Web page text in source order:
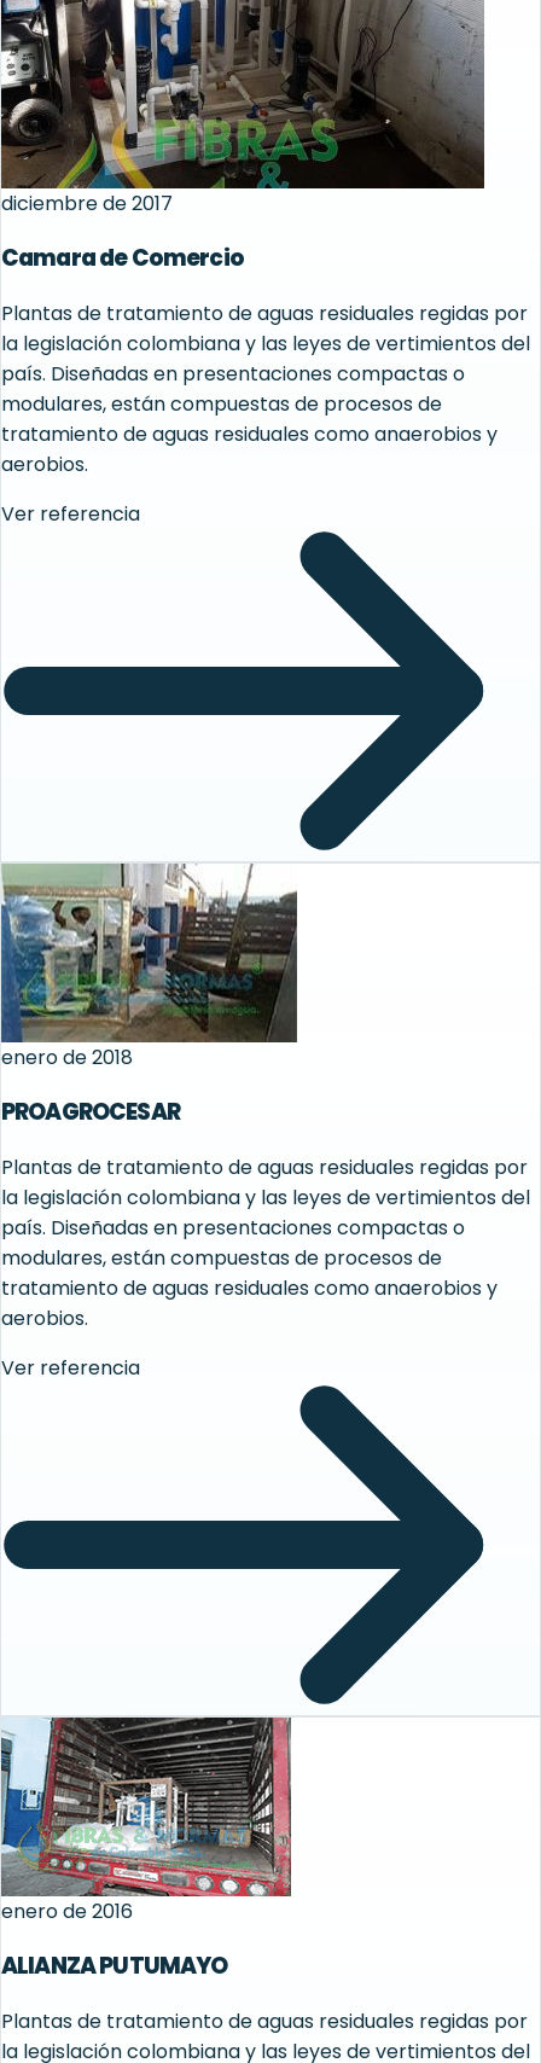
diciembre de 2017
Camara de Comercio
Plantas de tratamiento de aguas residuales regidas por
la legislación colombiana y las leyes de vertimientos del
país. Diseñadas en presentaciones compactas o
modulares, están compuestas de procesos de
tratamiento de aguas residuales como anaerobios y
aerobios.
Ver referencia
enero de 2018
PROAGROCESAR
Plantas de tratamiento de aguas residuales regidas por
la legislación colombiana y las leyes de vertimientos del
país. Diseñadas en presentaciones compactas o
modulares, están compuestas de procesos de
tratamiento de aguas residuales como anaerobios y
aerobios.
Ver referencia
enero de 2016
ALIANZA PUTUMAYO
Plantas de tratamiento de aguas residuales regidas por
la legislación colombiana y las leyes de vertimientos del